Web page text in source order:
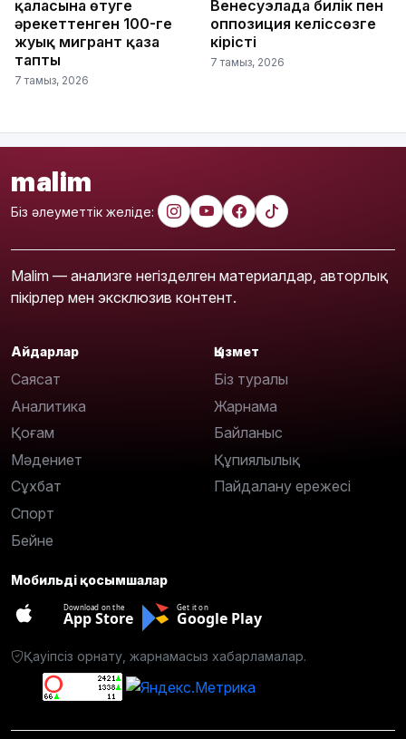
қаласына өтуге
әрекеттенген 100-ге
жуық мигрант қаза
тапты
7 тамыз, 2026
Венесуэлада билік пен
оппозиция келіссөзге
кірісті
7 тамыз, 2026
malim
Біз әлеуметтік желіде:
Malim — анализге негізделген материалдар, авторлық
пікірлер мен эксклюзив контент.
Айдарлар
Саясат
Аналитика
Қоғам
Мәдениет
Сұхбат
Спорт
Бейне
Қызмет
Біз туралы
Жарнама
Байланыс
Құпиялылық
Пайдалану ережесі
Мобильді қосымшалар
Download on the
App Store
Get it on
Google Play
Қауіпсіз орнату, жарнамасыз хабарламалар.